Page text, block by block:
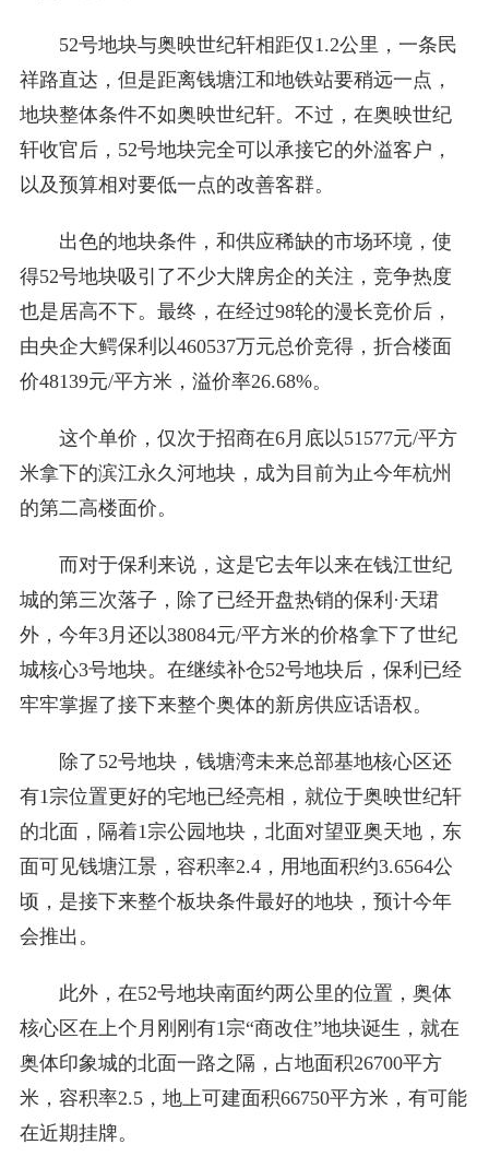
52号地块与奥映世纪轩相距仅1.2公里，一条民
祥路直达，但是距离钱塘江和地铁站要稍远一点，
地块整体条件不如奥映世纪轩。不过，在奥映世纪
轩收官后，52号地块完全可以承接它的外溢客户，
以及预算相对要低一点的改善客群。
出色的地块条件，和供应稀缺的市场环境，使
得52号地块吸引了不少大牌房企的关注，竞争热度
也是居高不下。最终，在经过98轮的漫长竞价后，
由央企大鳄保利以460537万元总价竞得，折合楼面
价48139元/平方米，溢价率26.68%。
这个单价，仅次于招商在6月底以51577元/平方
米拿下的滨江永久河地块，成为目前为止今年杭州
的第二高楼面价。
而对于保利来说，这是它去年以来在钱江世纪
城的第三次落子，除了已经开盘热销的保利·天珺
外，今年3月还以38084元/平方米的价格拿下了世纪
城核心3号地块。在继续补仓52号地块后，保利已经
牢牢掌握了接下来整个奥体的新房供应话语权。
除了52号地块，钱塘湾未来总部基地核心区还
有1宗位置更好的宅地已经亮相，就位于奥映世纪轩
的北面，隔着1宗公园地块，北面对望亚奥天地，东
面可见钱塘江景，容积率2.4，用地面积约3.6564公
顷，是接下来整个板块条件最好的地块，预计今年
会推出。
此外，在52号地块南面约两公里的位置，奥体
核心区在上个月刚刚有1宗“商改住”地块诞生，就在
奥体印象城的北面一路之隔，占地面积26700平方
米，容积率2.5，地上可建面积66750平方米，有可能
在近期挂牌。